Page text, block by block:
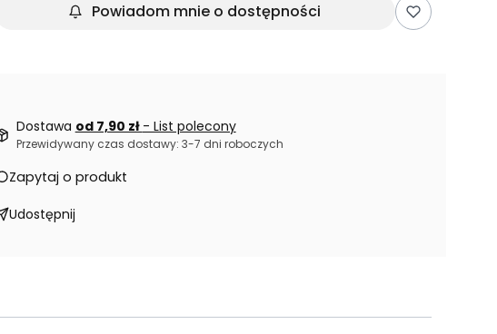
Powiadom mnie o dostępności
Dostawa od 7,90 zł - List polecony
Przewidywany czas dostawy: 3-7 dni roboczych
Zapytaj o produkt
Udostępnij